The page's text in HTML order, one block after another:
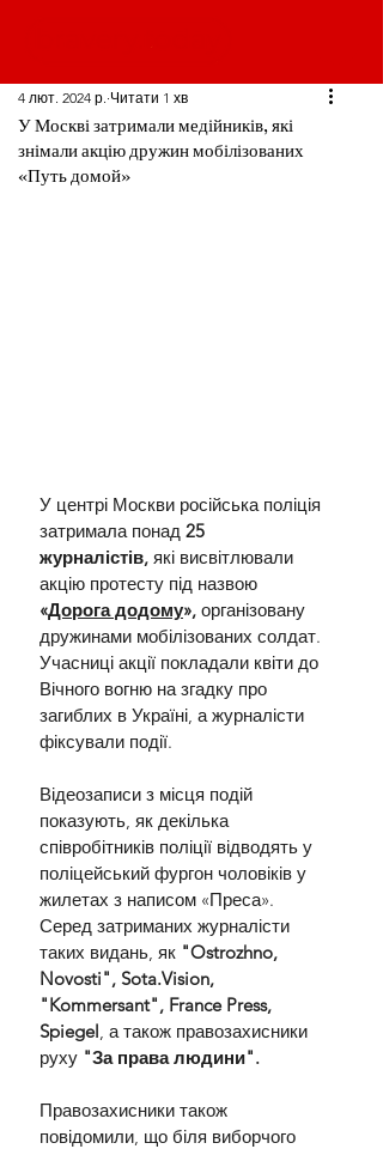
У Москві затримали медійників, які
знімали акцію дружин мобілізованих
«Путь домой»
4 лют. 2024 р. Читати 1 хв
У центрі Москви російська поліція
затримала понад 25
журналістів, які висвітлювали
акцію протесту під назвою
«Дорога додому», організовану
дружинами мобілізованих солдат.
Учасниці акції покладали квіти до
Вічного вогню на згадку про
загиблих в Україні, а журналісти
фіксували події.
Відеозаписи з місця подій
показують, як декілька
співробітників поліції відводять у
поліцейський фургон чоловіків у
жилетах з написом «Преса».
Серед затриманих журналісти
таких видань, як "Ostrozhno,
Novosti", Sota.Vision,
"Kommersant", France Press,
Spiegel, а також правозахисники
руху "За права людини".
Правозахисники також
повідомили, що біля виборчого